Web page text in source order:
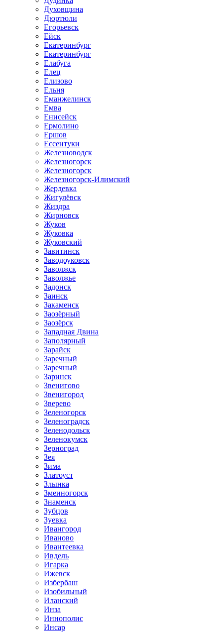
Духовщина
Дюртюли
Егорьевск
Ейск
Екатеринбург
Екатеринбург
Елабуга
Елец
Елизово
Ельня
Еманжелинск
Емва
Енисейск
Ермолино
Ершов
Ессентуки
Железноводск
Железногорск
Железногорск
Железногорск-Илимский
Жердевка
Жигулёвск
Жиздра
Жирновск
Жуков
Жуковка
Жуковский
Завитинск
Заводоуковск
Заволжск
Заволжье
Задонск
Заинск
Закаменск
Заозёрный
Заозёрск
Западная Двина
Заполярный
Зарайск
Заречный
Заречный
Заринск
Звенигово
Звенигород
Зверево
Зеленогорск
Зеленоградск
Зеленодольск
Зеленокумск
Зерноград
Зея
Зима
Златоуст
Злынка
Змеиногорск
Знаменск
Зубцов
Зуевка
Ивангород
Иваново
Ивантеевка
Ивдель
Игарка
Ижевск
Избербаш
Изобильный
Иланский
Инза
Иннополис
Инсар